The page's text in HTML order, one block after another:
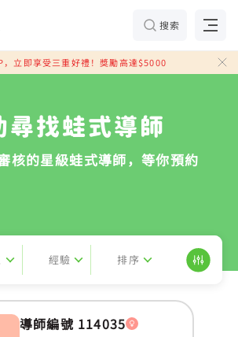
搜索
，立即享受三重好禮！獎勵高達$5000
尋找蛙式導師
核的星級蛙式導師，等你預約
經驗 排序
導師編號 114035